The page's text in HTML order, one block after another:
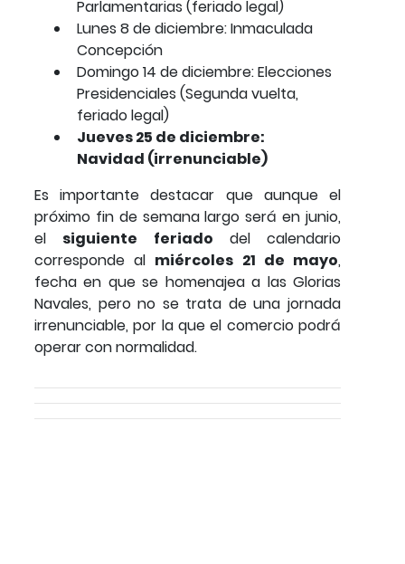
Parlamentarias (feriado legal)
Lunes 8 de diciembre: Inmaculada
Concepción
Domingo 14 de diciembre: Elecciones
Presidenciales (Segunda vuelta,
feriado legal)
Jueves 25 de diciembre:
Navidad (irrenunciable)
Es importante destacar que aunque el
próximo fin de semana largo será en junio,
el siguiente feriado del calendario
corresponde al miércoles 21 de mayo,
fecha en que se homenajea a las Glorias
Navales, pero no se trata de una jornada
irrenunciable, por la que el comercio podrá
operar con normalidad.